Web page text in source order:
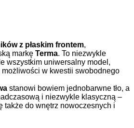
z płaskim frontem,
markę Terma. To niezwykle
wszystkim uniwersalny model,
w kwestii swobodnego
stanowi bowiem jednobarwne tło, a
i niezwykle klasyczną –
także do wnętrz nowoczesnych i